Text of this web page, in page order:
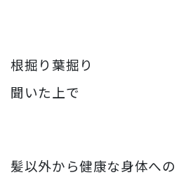
根掘り葉掘り
聞いた上で
髪以外から健康な身体への